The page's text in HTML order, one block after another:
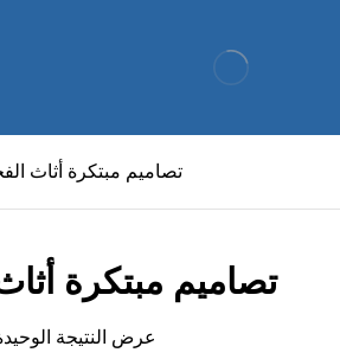
تصاميم مبتكرة أثاث
تصاميم مبتكرة
عرض النتيجة